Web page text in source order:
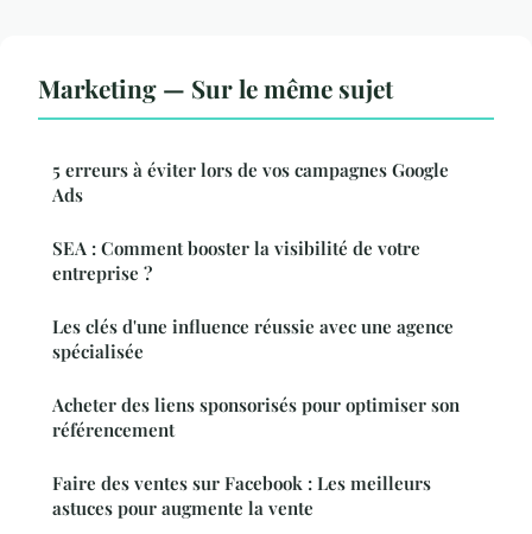
Marketing — Sur le même sujet
5 erreurs à éviter lors de vos campagnes Google
Ads
SEA : Comment booster la visibilité de votre
entreprise ?
Les clés d'une influence réussie avec une agence
spécialisée
Acheter des liens sponsorisés pour optimiser son
référencement
Faire des ventes sur Facebook : Les meilleurs
astuces pour augmente la vente